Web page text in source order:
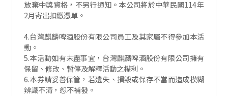
放棄中獎資格，不另行通知。本公司將於中華民國114年
2月寄出扣繳憑單。
4.台灣麒麟啤酒股份有限公司員工及其家屬不得參加本活
動。
5.本活動如有未盡事宜，台灣麒麟啤酒股份有限公司擁有
保留、修改、暫停及解釋活動之權利。
6.本券請妥善保管，若遺失、損毀或保存不當而造成模糊
辨識不清，恕不補發。